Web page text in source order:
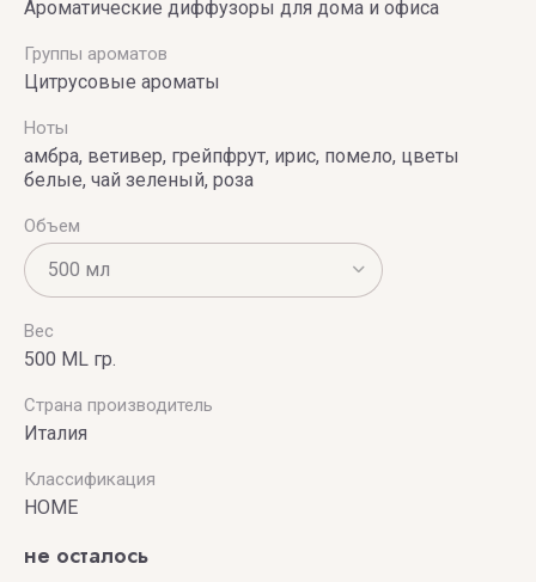
Ароматические диффузоры для дома и офиса
Группы ароматов
Цитрусовые ароматы
Ноты
амбра, ветивер, грейпфрут, ирис, помело, цветы
белые, чай зеленый, роза
Объем
Вес
500 ML гр.
Страна производитель
Италия
Классификация
HOME
не осталось
Vince